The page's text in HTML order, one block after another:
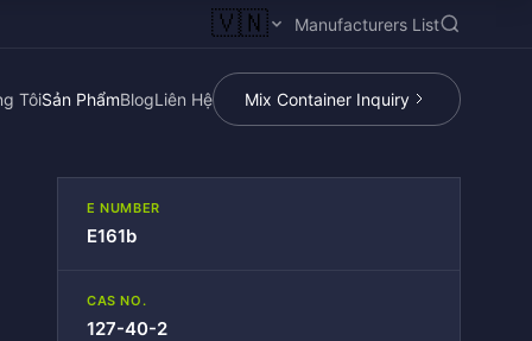
🇻🇳 Manufacturers List
TôiSản PhẩmBlogLiên Hệ Mix Container Inquiry
E NUMBER
E161b
CAS NO.
127-40-2